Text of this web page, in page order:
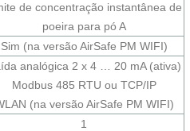
de concentração instantânea de
poeira para pó A
Sim (na versão AirSafe PM WIFI)
analógica 2 x 4 … 20 mA (ativa)
Modbus 485 RTU ou TCP/IP
(na versão AirSafe PM WIFI)
1